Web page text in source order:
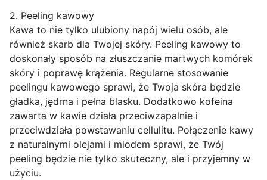
2. Peeling kawowy
Kawa to nie tylko ulubiony napój wielu osób, ale
również skarb dla Twojej skóry. Peeling kawowy to
doskonały sposób na złuszczanie martwych komórek
skóry i poprawę krążenia. Regularne stosowanie
peelingu kawowego sprawi, że Twoja skóra będzie
gładka, jędrna i pełna blasku. Dodatkowo kofeina
zawarta w kawie działa przeciwzapalnie i
przeciwdziała powstawaniu cellulitu. Połączenie kawy
z naturalnymi olejami i miodem sprawi, że Twój
peeling będzie nie tylko skuteczny, ale i przyjemny w
użyciu.